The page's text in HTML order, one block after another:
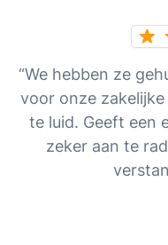
“We hebben ze
voor onze
te luid. Geeft een
zeker aan te